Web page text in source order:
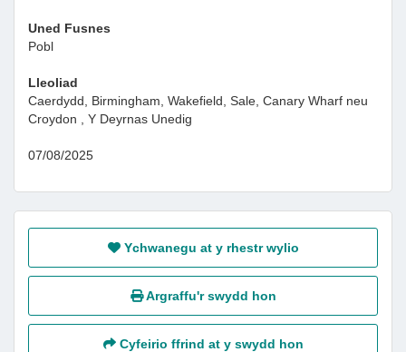
Uned Fusnes
Pobl
Lleoliad
Caerdydd, Birmingham, Wakefield, Sale, Canary Wharf neu
Croydon , Y Deyrnas Unedig
07/08/2025
Ychwanegu at y rhestr wylio
Argraffu'r swydd hon
Cyfeirio ffrind at y swydd hon